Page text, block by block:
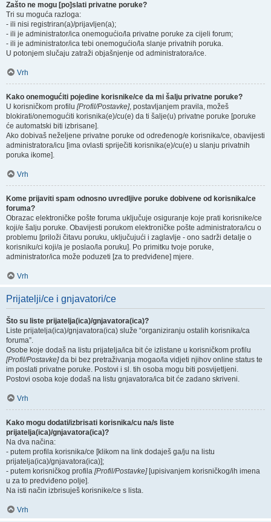
Zašto ne mogu [po]slati privatne poruke?
Tri su moguća razloga:
- ili nisi registriran(a)/prijavljen(a);
- ili je administrator/ica onemogućio/la privatne poruke za cijeli forum;
- ili je administrator/ica tebi onemogućio/la slanje privatnih poruka.
U potonjem slučaju zatraži objašnjenje od administratora/ice.
Vrh
Kako onemogućiti pojedine korisnike/ce da mi šalju privatne poruke?
U korisničkom profilu [Profil/Postavke], postavljanjem pravila, možeš
blokirati/onemogućiti korisnika(e)/cu(e) da ti šalje(u) privatne poruke [poruke
će automatski biti izbrisane].
Ako dobivaš neželjene privatne poruke od određenog/e korisnika/ce, obavijesti
administratora/icu [ima ovlasti spriječiti korisnika(e)/cu(e) u slanju privatnih
poruka ikome].
Vrh
Kome prijaviti spam odnosno uvredljive poruke dobivene od korisnika/ce
foruma?
Obrazac elektroničke pošte foruma uključuje osiguranje koje prati korisnike/ce
koji/e šalju poruke. Obavijesti porukom elektroničke pošte administratora/icu o
problemu [priloži čitavu poruku, uključujući i zaglavlje - ono sadrži detalje o
korisniku/ci koji/a je poslao/la poruku]. Po primitku tvoje poruke,
administrator/ica može poduzeti [za to predviđene] mjere.
Vrh
Prijatelji/ce i gnjavatori/ce
Što su liste prijatelja(ica)/gnjavatora(ica)?
Liste prijatelja(ica)/gnjavatora(ica) služe “organiziranju ostalih korisnika/ca
foruma”.
Osobe koje dodaš na listu prijatelja/ica bit će izlistane u korisničkom profilu
[Profil/Postavke]da bi bez pretraživanja mogao/la vidjeti njihov online status te
im poslati privatne poruke. Postovi i sl. tih osoba mogu biti posvijetljeni.
Postovi osoba koje dodaš na listu gnjavatora/ica bit će zadano skriveni.
Vrh
Kako mogu dodati/izbrisati korisnika/cu na/s liste
prijatelja(ica)/gnjavatora(ica)?
Na dva načina:
- putem profila korisnika/ce [klikom na link dodaješ ga/ju na listu
prijatelja(ica)/gnjavatora(ica)];
- putem korisničkog profila [Profil/Postavke][upisivanjem korisničkog/ih imena
u za to predviđeno polje].
Na isti način izbrisuješ korisnike/ce s lista.
Vrh